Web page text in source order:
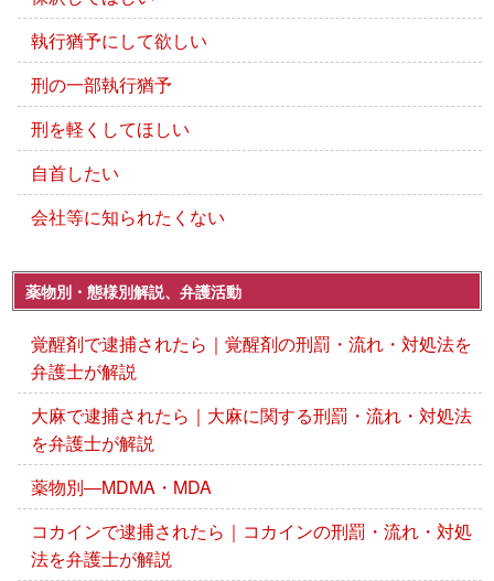
執行猶予にして欲しい
刑の一部執行猶予
刑を軽くしてほしい
自首したい
会社等に知られたくない
薬物別・態様別解説、弁護活動
覚醒剤で逮捕されたら｜覚醒剤の刑罰・流れ・対処法を
弁護士が解説
大麻で逮捕されたら｜大麻に関する刑罰・流れ・対処法
を弁護士が解説
薬物別―MDMA・MDA
コカインで逮捕されたら｜コカインの刑罰・流れ・対処
法を弁護士が解説